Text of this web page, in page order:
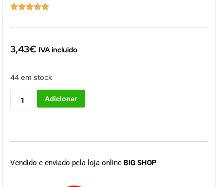

3,43€ IVA incluido
44 em stock
Adicionar
Vendido e enviado pela loja online BIG SHOP